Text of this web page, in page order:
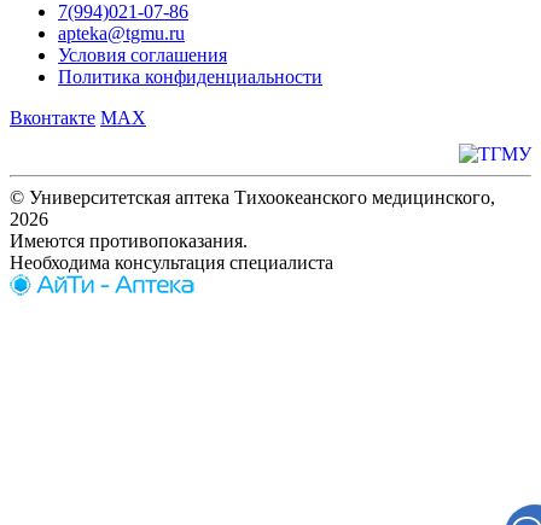
7(994)021-07-86
apteka@tgmu.ru
Условия соглашения
Политика конфиденциальности
Вконтакте MAX
© Университетская аптека Тихоокеанского медицинского,
2026
Имеются противопоказания.
Необходима консультация специалиста